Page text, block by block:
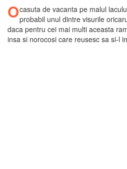
Ocasuta de vacanta pe malul
probabil unul dintre visurile
daca pentru cei mai multi aceasta
insa si norocosi care reusesc sa si-l